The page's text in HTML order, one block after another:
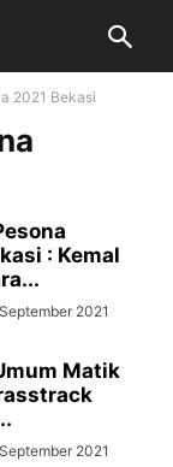
2021 Bekasi
: Kemal
2021
Matik
2021